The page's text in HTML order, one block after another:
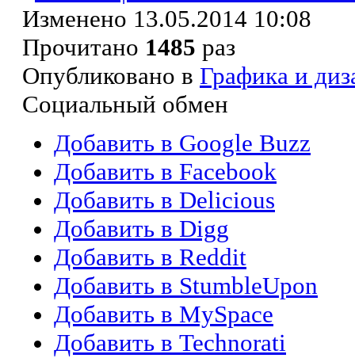
Изменено 13.05.2014 10:08
Прочитано 1485 раз
Опубликовано в Графика и
Социальный обмен
Добавить в Google Buzz
Добавить в Facebook
Добавить в Delicious
Добавить в Digg
Добавить в Reddit
Добавить в StumbleUpon
Добавить в MySpace
Добавить в Technorati